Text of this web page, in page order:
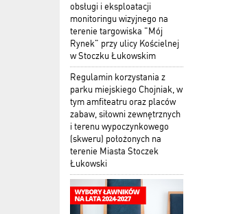
obsługi i eksploatacji
monitoringu wizyjnego na
terenie targowiska "Mój
Rynek" przy ulicy Kościelnej
w Stoczku Łukowskim
Regulamin korzystania z
parku miejskiego Chojniak, w
tym amfiteatru oraz placów
zabaw, siłowni zewnętrznych
i terenu wypoczynkowego
(skweru) położonych na
terenie Miasta Stoczek
Łukowski